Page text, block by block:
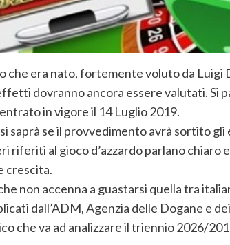
che era nato, fortemente voluto da Luigi
dovranno ancora essere valutati. Si
in vigore il 14 Luglio 2019.
saprà se il provvedimento avrà sortito
riferiti al gioco d’azzardo parlano
crescita.
non accenna a guastarsi quella tra
dall’ADM, Agenzia delle Dogane e
che va ad analizzare il triennio 2026/